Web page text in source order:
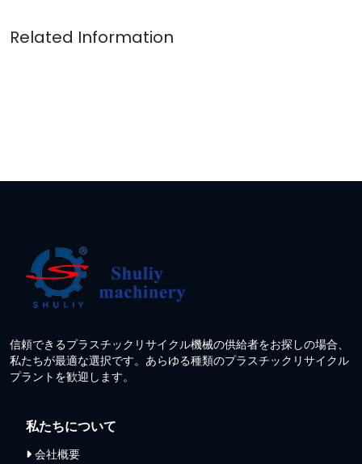
信頼できるプラスチックリサイクル機械の供給者をお探しの場合、
私たちが最適な選択です。あらゆる種類のプラスチックリサイクル
プラントを歓迎します。
私たちについて
会社概要